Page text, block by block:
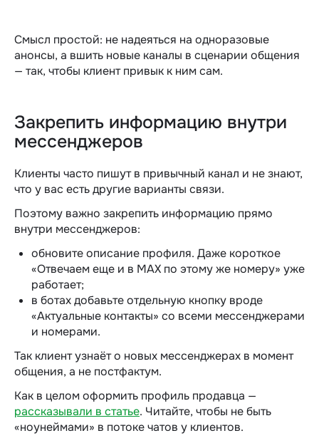
Смысл простой: не надеяться на одноразовые
анонсы, а вшить новые каналы в сценарии общения
— так, чтобы клиент привык к ним сам.
Закрепить информацию внутри
мессенджеров
Клиенты часто пишут в привычный канал и не знают,
что у вас есть другие варианты связи.
Поэтому важно закрепить информацию прямо
внутри мессенджеров:
обновите описание профиля. Даже короткое
«Отвечаем еще и в MAX по этому же номеру» уже
работает;
в ботах добавьте отдельную кнопку вроде
«Актуальные контакты» со всеми мессенджерами
и номерами.
Так клиент узнаёт о новых мессенджерах в момент
общения, а не постфактум.
Как в целом оформить профиль продавца —
рассказывали в статье. Читайте, чтобы не быть
«ноунеймами» в потоке чатов у клиентов.